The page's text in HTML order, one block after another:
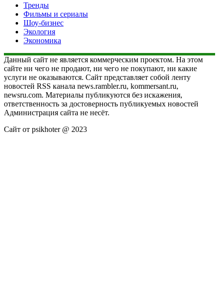
Тренды
Фильмы и сериалы
Шоу-бизнес
Экология
Экономика
Данный сайт не является коммерческим проектом. На этом
сайте ни чего не продают, ни чего не покупают, ни какие
услуги не оказываются. Сайт представляет собой ленту
новостей RSS канала news.rambler.ru, kommersant.ru,
newsru.com. Материалы публикуются без искажения,
ответственность за достоверность публикуемых новостей
Администрация сайта не несёт.
Сайт от psikhoter @ 2023